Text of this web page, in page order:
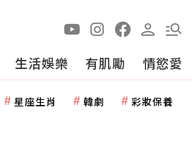
生活娛樂 有肌勵 情慾愛
星座生肖 韓劇 彩妝保養